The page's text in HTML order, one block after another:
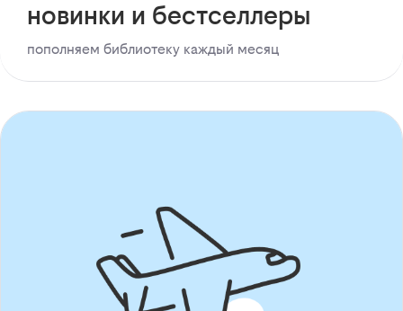
новинки и бестселлеры
пополняем библиотеку каждый месяц